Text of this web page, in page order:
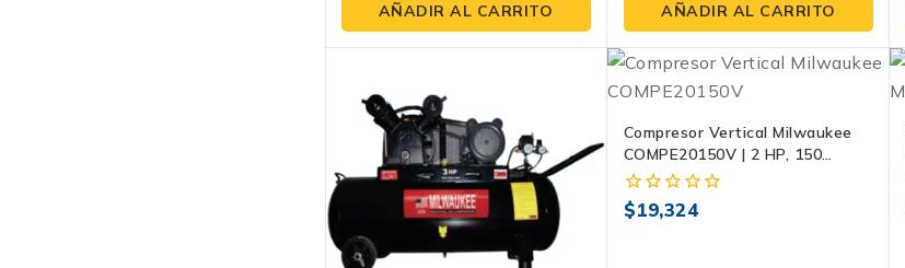
5
AÑADIR AL CARRITO
5
AÑADIR AL CARRITO
Compresor Vertical Milwaukee
COMPE20150V | 2 HP, 150
Litros, 120 PSI
0
$19,324